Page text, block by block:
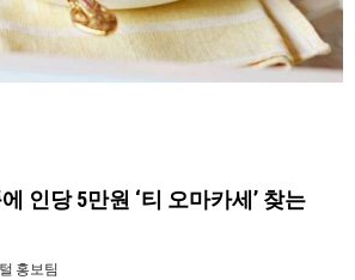
인당 5만원 ‘티 오마카세’ 찾는
홍보팀